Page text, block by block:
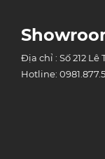
Địa chỉ : Số 212 Lê
Hotline: